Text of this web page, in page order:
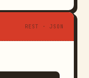
REST · JSON